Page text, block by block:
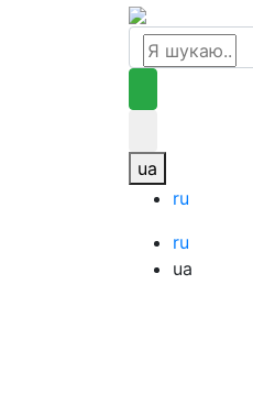
ua
ru
ru
ua